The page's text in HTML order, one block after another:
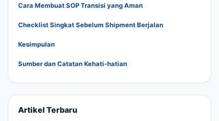
Cara Membuat SOP Transisi yang Aman
Checklist Singkat Sebelum Shipment Berjalan
Kesimpulan
Sumber dan Catatan Kehati-hatian
Artikel Terbaru